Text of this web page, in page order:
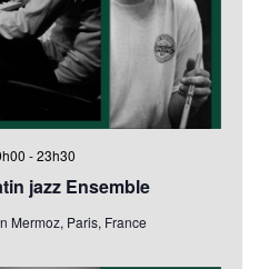
jazz Ensemble
-23h30
Mermoz, Paris, France